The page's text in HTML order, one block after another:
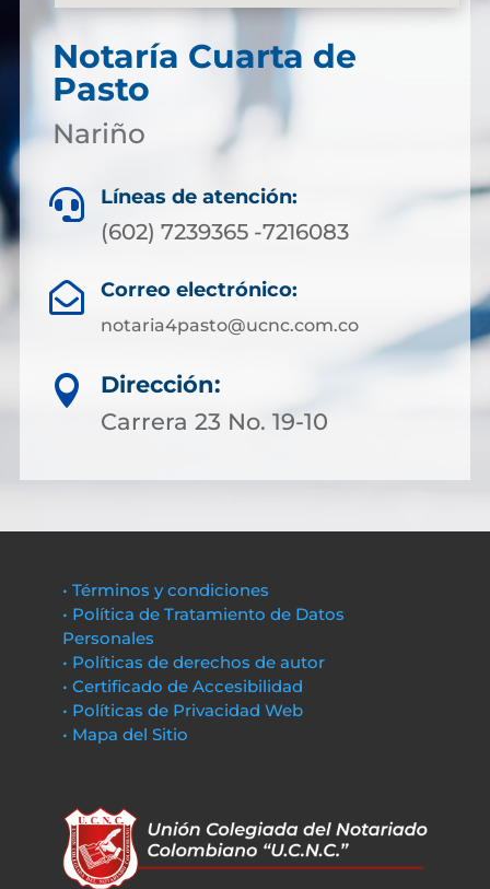
Notaría Cuarta de
Pasto
Nariño
 Líneas de atención:
(602) 7239365 -7216083
 Correo electrónico:
notaria4pasto@ucnc.com.co

Dirección:
Carrera 23 No. 19-10
• Términos y condiciones
• Política de Tratamiento de Datos
Personales
• Políticas de derechos de autor
• Certificado de Accesibilidad
• Políticas de Privacidad Web
• Mapa del Sitio